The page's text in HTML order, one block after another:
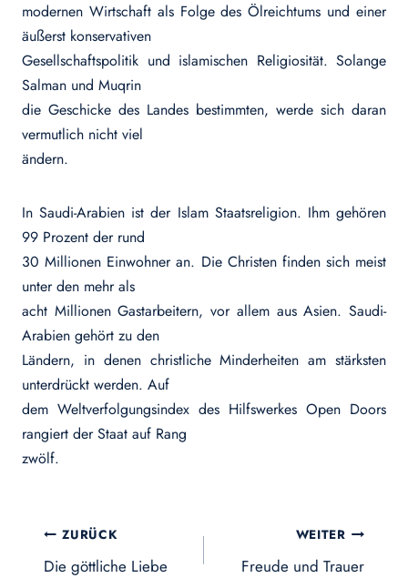
modernen Wirtschaft als Folge des Ölreichtums und einer
äußerst konservativen
Gesellschaftspolitik und islamischen Religiosität. Solange
Salman und Muqrin
die Geschicke des Landes bestimmten, werde sich daran
vermutlich nicht viel
ändern.
In Saudi-Arabien ist der Islam Staatsreligion. Ihm gehören
99 Prozent der rund
30 Millionen Einwohner an. Die Christen finden sich meist
unter den mehr als
acht Millionen Gastarbeitern, vor allem aus Asien. Saudi-
Arabien gehört zu den
Ländern, in denen christliche Minderheiten am stärksten
unterdrückt werden. Auf
dem Weltverfolgungsindex des Hilfswerkes Open Doors
rangiert der Staat auf Rang
zwölf.
Beitragsnavigation
ZURÜCK
Die göttliche Liebe
WEITER
Freude und Trauer